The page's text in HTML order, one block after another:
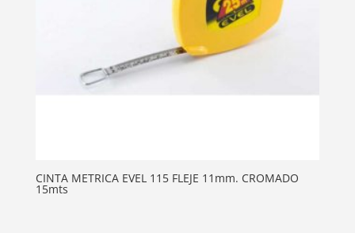
CINTA METRICA EVEL 115 FLEJE 11mm. CROMADO
15mts